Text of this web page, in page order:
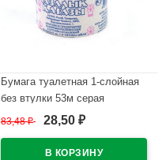
Бумага туалетная 1-слойная
без втулки 53м серая
Набережные Челны
83,48₽ 28,50 ₽